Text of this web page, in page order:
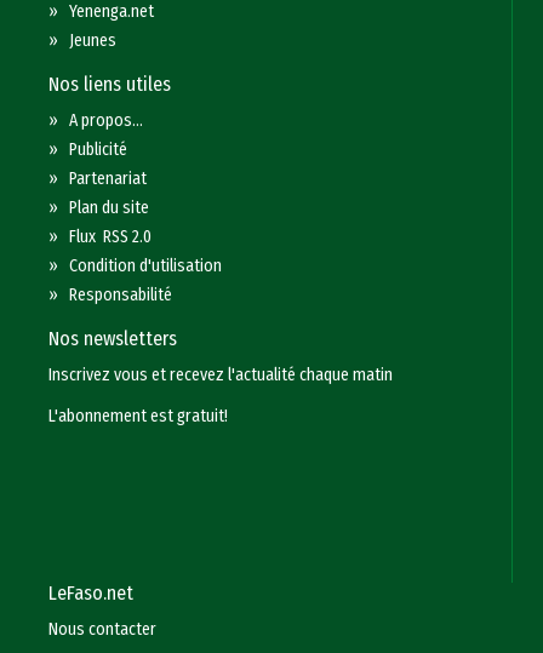
»Yenenga.net
» Jeunes
Nos liens utiles
»A propos...
»Publicité
»Partenariat
»Plan du site
»Flux RSS 2.0
»Condition d'utilisation
»Responsabilité
Nos newsletters
Inscrivez vous et recevez l'actualité chaque matin
L'abonnement est gratuit!
LeFaso.net
Nous contacter